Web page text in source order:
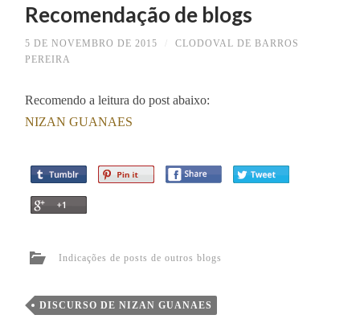
Recomendação de blogs
5 DE NOVEMBRO DE 2015
CLODOVAL DE BARROS
PEREIRA
Recomendo a leitura do post abaixo:
NIZAN GUANAES
Indicações de posts de outros blogs
DISCURSO DE NIZAN GUANAES